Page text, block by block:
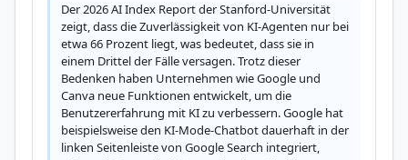
Der 2026 AI Index Report der Stanford-Universität
zeigt, dass die Zuverlässigkeit von KI-Agenten nur bei
etwa 66 Prozent liegt, was bedeutet, dass sie in
einem Drittel der Fälle versagen. Trotz dieser
Bedenken haben Unternehmen wie Google und
Canva neue Funktionen entwickelt, um die
Benutzererfahrung mit KI zu verbessern. Google hat
beispielsweise den KI-Mode-Chatbot dauerhaft in der
linken Seitenleiste von Google Search integriert,